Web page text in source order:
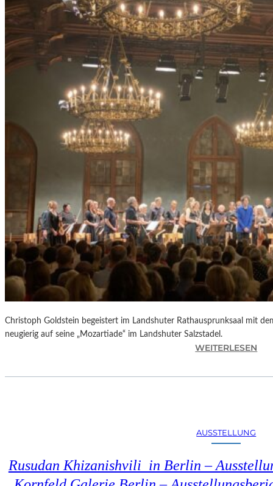
Christoph Goldstein begeistert im Landshuter Rathausprunksaal mit
neugierig auf seine „Mozartiade“ im Landshuter Salzstadel.
WEITERLESEN
H
H
G
AUSSTELLUNG
Rusudan Khizanishvili in Berlin –